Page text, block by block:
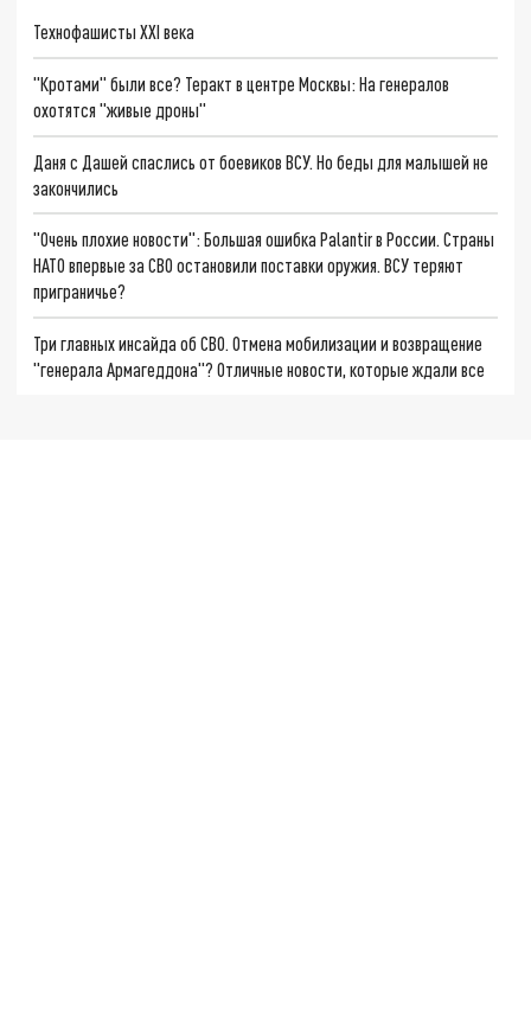
Технофашисты XXI века
"Кротами" были все? Теракт в центре Москвы: На генералов
охотятся "живые дроны"
Даня с Дашей спаслись от боевиков ВСУ. Но беды для малышей не
закончились
"Очень плохие новости": Большая ошибка Palantir в России. Страны
НАТО впервые за СВО остановили поставки оружия. ВСУ теряют
приграничье?
Три главных инсайда об СВО. Отмена мобилизации и возвращение
"генерала Армагеддона"? Отличные новости, которые ждали все